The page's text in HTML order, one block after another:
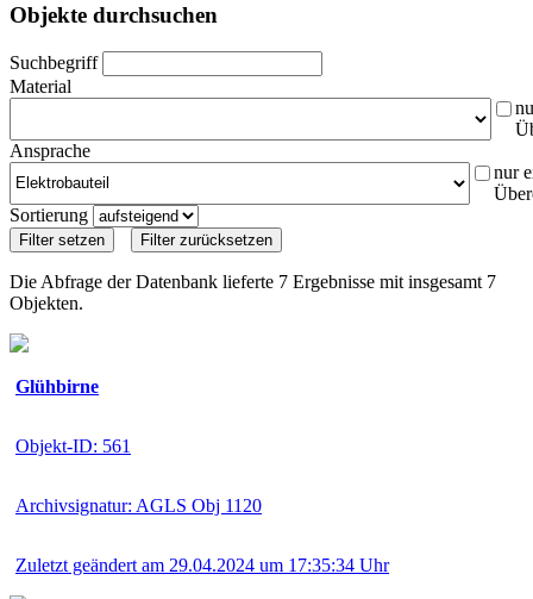
Objekte durchsuchen
Suchbegriff
Material
Ansprache
nur
Sortierung
Die Abfrage der Datenbank lieferte 7 Ergebnisse mit insgesamt 7
Objekten.
Glühbirne
Objekt-ID: 561
Archivsignatur: AGLS Obj 1120
Zuletzt geändert am 29.04.2024 um 17:35:34 Uhr